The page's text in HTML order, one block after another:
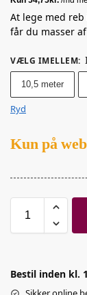
At lege med
får du masser
VÆLG IMELLEM:
10,5 meter
Ryd
Kun på
Bestil inden kl.